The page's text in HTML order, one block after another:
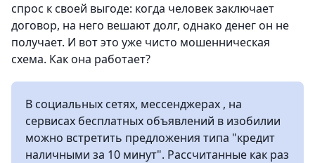
спрос к своей выгоде: когда человек заключает
договор, на него вешают долг, однако денег он не
получает. И вот это уже чисто мошенническая
схема. Как она работает?
В социальных сетях, мессенджерах , на
сервисах бесплатных объявлений в изобилии
можно встретить предложения типа "кредит
наличными за 10 минут". Рассчитанные как раз